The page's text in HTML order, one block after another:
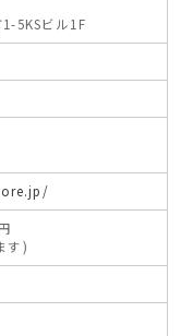
2F
5KSビル1F
す)